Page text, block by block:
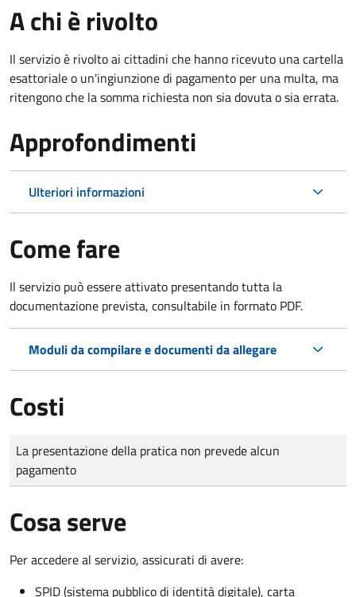
A chi è rivolto
Il servizio è rivolto ai cittadini che hanno ricevuto una cartella
esattoriale o un'ingiunzione di pagamento per una multa, ma
ritengono che la somma richiesta non sia dovuta o sia errata.
Approfondimenti
Ulteriori informazioni
Come fare
Il servizio può essere attivato presentando tutta la
documentazione prevista, consultabile in formato PDF.
Moduli da compilare e documenti da allegare
Costi
Tipo di pagamento
Importo
La presentazione della pratica non prevede alcun
pagamento
Cosa serve
Per accedere al servizio, assicurati di avere:
SPID (sistema pubblico di identità digitale), carta